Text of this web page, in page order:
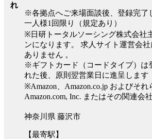
れ
※各拠点へご来場面談後、登録完了
一人様1回限り（規定あり）
※日研トータルソーシング株式会社
ンになります。 求人サイト運営会
ありません 。
※ギフトカード（コードタイプ）は
れた後、原則翌営業日に進呈します
※Amazon、Amazon.co.jp およびそれ
Amazon.com, Inc. またはその関連会
神奈川県 藤沢市
【最寄駅】